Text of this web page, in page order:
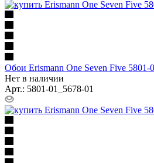
Обои Erismann One Seven Five 5801-
Нет в наличии
Арт.: 5801-01_5678-01